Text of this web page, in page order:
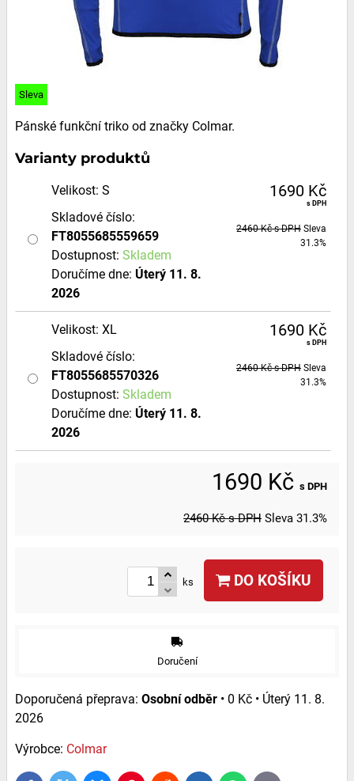
Sleva
Pánské funkční triko od značky Colmar.
Varianty produktů
Velikost: S
Skladové číslo:
FT8055685559659
Dostupnost: Skladem
Doručíme dne: Úterý 11. 8.
2026
1690 Kč
s DPH
2460 Kč s DPH Sleva
31.3%
Velikost: XL
Skladové číslo:
FT8055685570326
Dostupnost: Skladem
Doručíme dne: Úterý 11. 8.
2026
1690 Kč
s DPH
2460 Kč s DPH Sleva
31.3%
1690 Kč s DPH
2460 Kč s DPH Sleva 31.3%
ks DO KOŠÍKU
Doručení
Osobní odběr • 0 Kč • Úterý 11. 8.
2026
Výrobce: Colmar